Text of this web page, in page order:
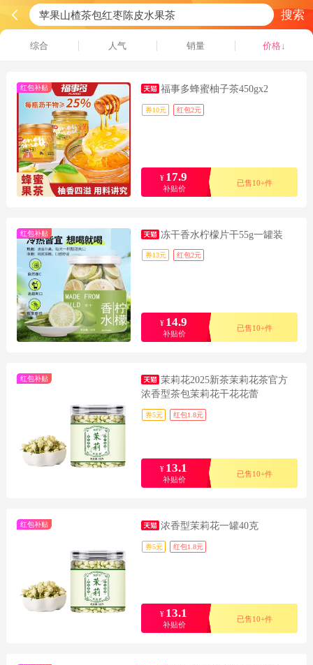
搜索
综合 人气 销量 价格↓
红包补贴 福事多蜂蜜柚子茶450gx2
券10元 红包2元
¥ 17.9
补贴价
已售10+件
红包补贴 冻干香水柠檬片干55g一罐装
券13元 红包2元
¥ 14.9
补贴价
已售10+件
红包补贴
茉莉花2025新茶茉莉花茶官方
浓香型茶包茉莉花干花花蕾
券5元 红包1.8元
¥ 13.1
补贴价
已售10+件
红包补贴 浓香型茉莉花一罐40克
券5元 红包1.8元
¥ 13.1
补贴价
已售10+件